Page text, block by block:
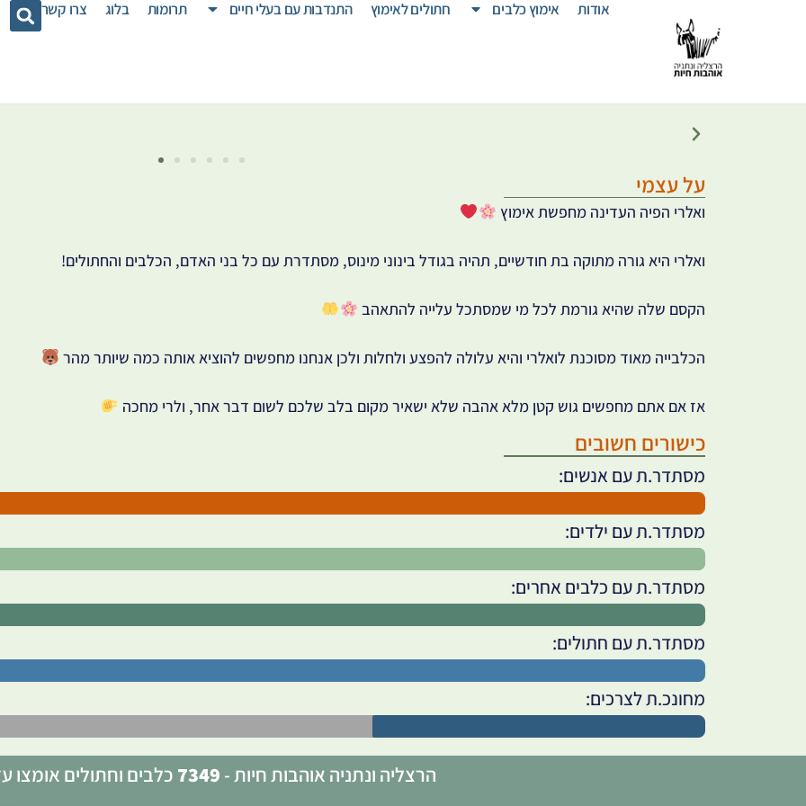
אודות אימוץ כלבים חתולים לאימוץ התנדבות עם בעלי חיים תרומות בלוג צרו קשר
על עצמי
ואלרי הפיה העדינה מחפשת אימוץ
ואלרי היא גורה מתוקה בת חודשיים, תהיה בגודל בינוני מינוס, מסתדרת עם כל בני האדם, הכלבים והחתולים!
הקסם שלה שהיא גורמת לכל מי שמסתכל עלייה להתאהב
הכלבייה מאוד מסוכנת לואלרי והיא עלולה להפצע ולחלות ולכן אנחנו מחפשים להוציא אותה כמה שיותר מהר
אז אם אתם מחפשים גוש קטן מלא אהבה שלא ישאיר מקום בלב שלכם לשום דבר אחר, ולרי מחכה
כישורים חשובים
מסתדר.ת עם אנשים:
מסתדר.ת עם ילדים:
מסתדר.ת עם כלבים אחרים:
מסתדר.ת עם חתולים:
מחונכ.ת לצרכים:
הרצליה ונתניה אוהבות חיות - 7349 כלבים וחתולים אומצו